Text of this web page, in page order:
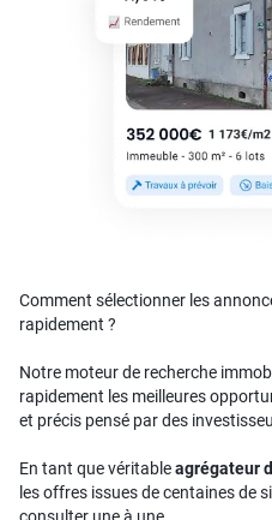
Comment sélectionner les
rapidement ?
Notre moteur de recherche
rapidement les meilleures
et précis pensé par des
En tant que véritableagrégateur
les offres issues de centaines de